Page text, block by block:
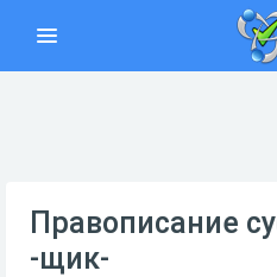
Правописание
-щик-